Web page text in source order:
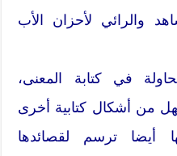
والرائي لأحزان الأب
في كتابة المعنى،
من أشكال كتابية أخرى
أيضا ترسم لقصائدها